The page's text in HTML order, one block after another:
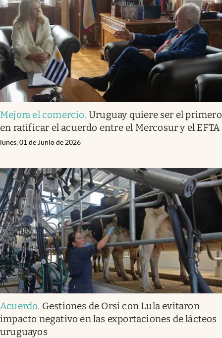
Mejora el comercio.Uruguay quiere ser el primero
en ratificar el acuerdo entre el Mercosur y el EFTA
lunes, 01 de Junio de 2026
Acuerdo. Gestiones de Orsi con Lula evitaron
impacto negativo en las exportaciones de lácteos
uruguayos